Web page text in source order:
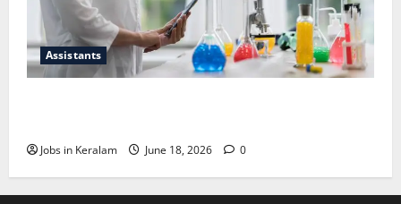
Assistants
Jobs in Keralam June 18, 2026 0